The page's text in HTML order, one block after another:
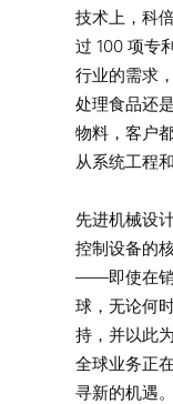
技术上，科
过 100 项专
行业的需求
处理食品还
物料，客户
从系统工程
先进机械设
控制设备的
——即使在销
球，无论何
持，并以此
全球业务正
寻新的机遇。